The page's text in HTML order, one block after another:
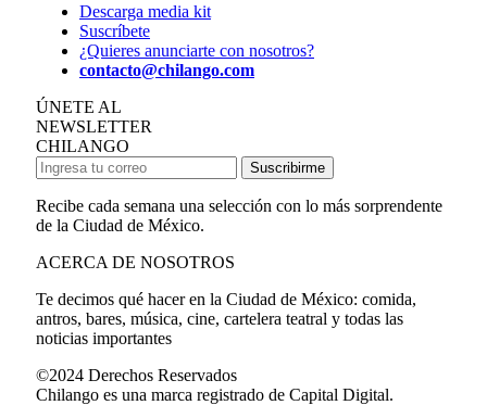
Descarga media kit
Suscríbete
¿Quieres anunciarte con nosotros?
contacto@chilango.com
ÚNETE AL
NEWSLETTER
CHILANGO
Suscribirme
Recibe cada semana una selección con lo más sorprendente
de la Ciudad de México.
ACERCA DE NOSOTROS
Te decimos qué hacer en la Ciudad de México: comida,
antros, bares, música, cine, cartelera teatral y todas las
noticias importantes
©2024 Derechos Reservados
Chilango es una marca registrado de Capital Digital.